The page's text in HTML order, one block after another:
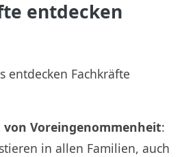
entdecken
entdecken Fachkräfte
Voreingenommenheit:
in allen Familien, auch